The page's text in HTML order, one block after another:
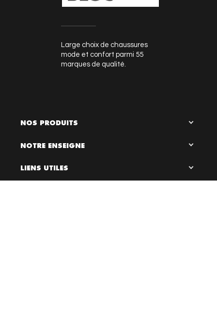
Large choix de chaussures
mode et confort parmi 55
marques de qualité.
NOS PRODUITS
NOTRE ENSEIGNE
LIENS UTILES